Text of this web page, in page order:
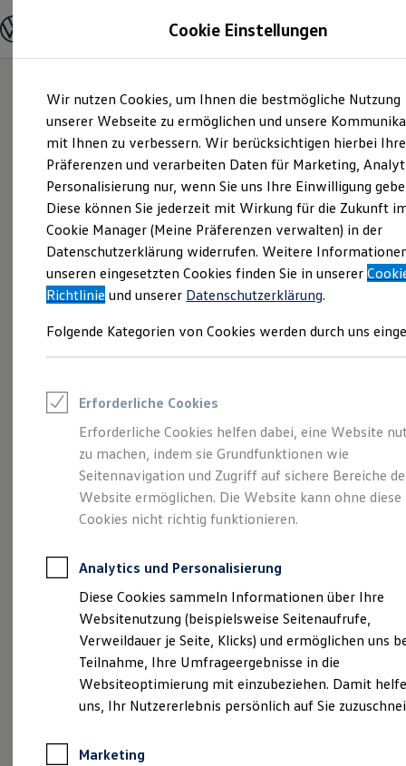
Hauptinhalt
springen
Footer
springen
Modelle und Konfigurator
Modelle vergleichen
Elektroautos
ENERGY Sondermodelle
Nutzfahrzeuge
SUV und CUV
Familienautos
Kombis
Kompaktwagen
Sportwagen
Schnell verfügbare Fahrzeuge
Angebote und Produkte
Aktuelle Angebote
E-Auto-Förderung
Volkswagen Marktplatz
Junge Gebrauchtwagen und Gebrauchtwagen
Saisonangebote
Leasing
Leasing-Angebote
Gebrauchtwagen Leasing
Junge Gebrauchtwagen-Leasing
Elektroauto Leasing
Kleinwagen-Leasing
Leasing ohne Anzahlung
Autokredit mit Schlussrate
Versicherungen und Garantien
Kfz-Versicherung
Restschuldversicherungen
Garantien
Wartungsverträge
Geschäftskunden
Professional Class bei Volkswagen
Großkunden
Behörden
Anpfiff zum Gewinn
Der ID.7 Tourer
Impressum & Rechtliches)
Cookie Einstellungen
Wir nutzen Cookies, um Ihnen die bestmögliche Nutzung
unserer Webseite zu ermöglichen und unsere
mit Ihnen zu verbessern. Wir berücksichtigen hierbei Ihre
Präferenzen und verarbeiten Daten für Marketing,
Personalisierung nur, wenn Sie uns Ihre Einwilligung
Diese können Sie jederzeit mit Wirkung für die Zukunft
Cookie Manager (Meine Präferenzen verwalten) in der
Datenschutzerklärung widerrufen. Weitere
unseren eingesetzten Cookies finden Sie in unserer
Richtlinie und unserer Datenschutzerklärung.
Folgende Kategorien von Cookies werden durch uns
Erforderliche Cookies
Erforderliche Cookies helfen dabei, eine Website
zu machen, indem sie Grundfunktionen wie
Seitennavigation und Zugriff auf sichere Bereiche
Website ermöglichen. Die Website kann ohne diese
Cookies nicht richtig funktionieren.
Analytics und Personalisierung
Diese Cookies sammeln Informationen über Ihre
Websitenutzung (beispielsweise Seitenaufrufe,
Verweildauer je Seite, Klicks) und ermöglichen uns
Teilnahme, Ihre Umfrageergebnisse in die
Websiteoptimierung mit einzubeziehen. Damit
uns, Ihr Nutzererlebnis persönlich auf Sie
Marketing